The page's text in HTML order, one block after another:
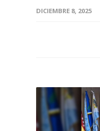
DICIEMBRE 8, 2025